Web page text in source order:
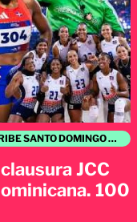
JUEGOS CENTROAMERICANOS Y DEL CARIBE SANTO DOMINGO 2026
JCC
100